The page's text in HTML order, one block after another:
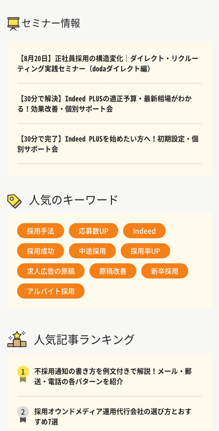
セミナー情報
【8月20日】正社員採用の構造変化｜ダイレクト・リクルー
ティング実践セミナー（dodaダイレクト編）
【30分で解決】Indeed PLUSの適正予算・最新相場がわか
る！効果改善・個別サポート会
【30分で完了】Indeed PLUSを始めたい方へ！初期設定・個
別サポート会
人気のキーワード
採用手法 応募数UP Indeed
採用成功 中途採用 採用率UP
求人広告の原稿 原稿改善 新卒採用
アルバイト採用
人気記事ランキング
1
不採用通知の書き方を例文付きで解説！メール・郵
送・電話の各パターンを紹介
2
採用オウンドメディア運用代行会社の選び方とおす
すめ7選